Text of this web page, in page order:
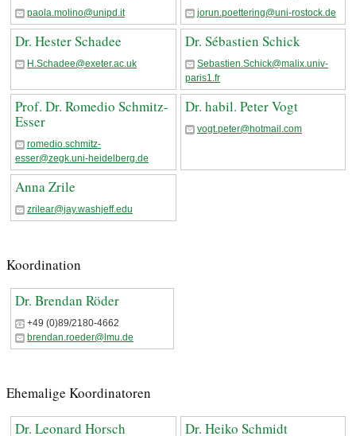
paola.molino@unipd.it jorun.poettering@uni-rostock.de
Dr. Hester Schadee
H.Schadee@exeter.ac.uk
Dr. Sébastien Schick
Sebastien.Schick@malix.univ-
paris1.fr
Prof. Dr. Romedio Schmitz-
Esser
romedio.schmitz-
esser@zegk.uni-heidelberg.de
Dr. habil. Peter Vogt
vogt.peter@hotmail.com
Anna Zrile
zrilear@jay.washjeff.edu
Koordination
Dr. Brendan Röder
+49 (0)89/2180-4662
brendan.roeder@lmu.de
Ehemalige Koordinatoren
Dr. Leonard Horsch
Dr. Heiko Schmidt